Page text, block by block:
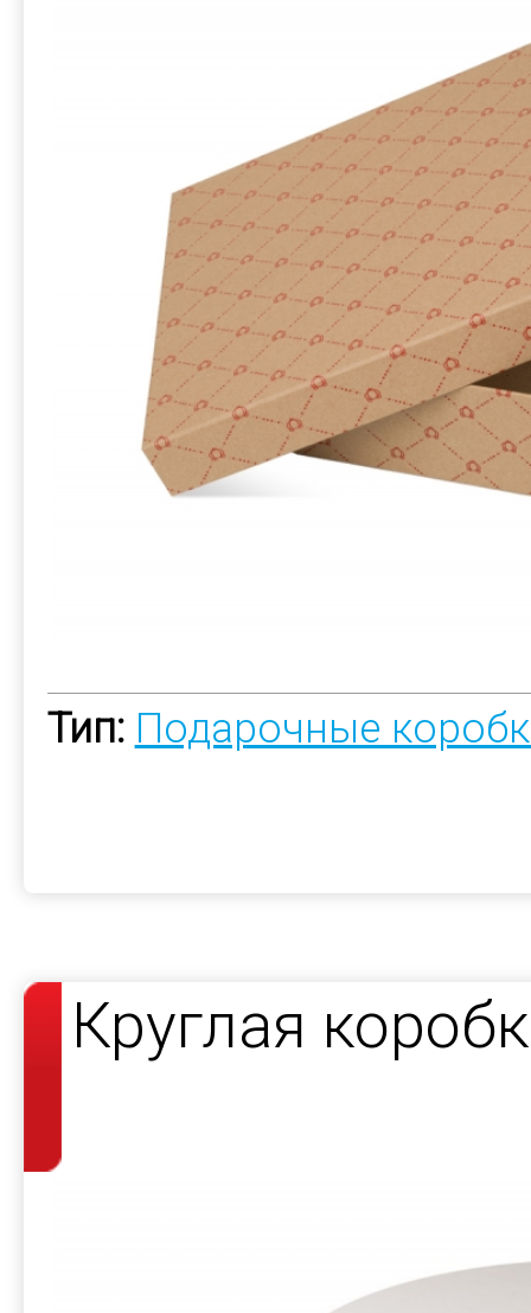
Тип: Подарочные
Круглая